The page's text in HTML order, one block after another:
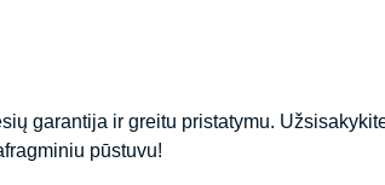
garantija ir greitu pristatymu.
pūstuvu!